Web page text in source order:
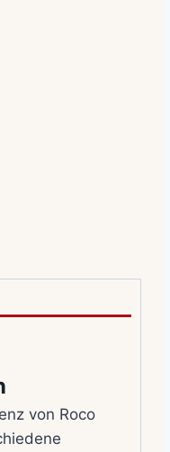
von Roco